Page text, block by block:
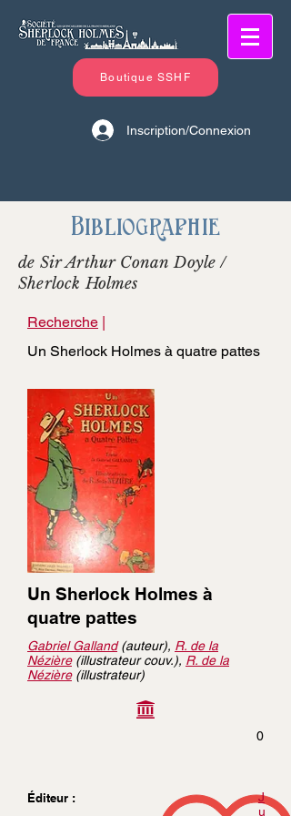
Boutique SSHF
Inscription/Connexion
Bibliographie
de Sir Arthur Conan Doyle /
Sherlock Holmes
Recherche |
Un Sherlock Holmes à quatre pattes
Un Sherlock Holmes à
quatre pattes
Gabriel Galland(auteur), R. de la
Nézière(illustrateur couv.), R. de la
Nézière(illustrateur)
0
Éditeur :
J
u